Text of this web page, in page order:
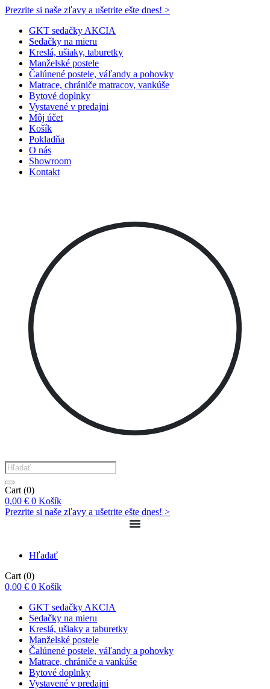
Prezrite si naše zľavy a ušetrite ešte dnes! >​
GKT sedačky AKCIA
Sedačky na mieru
Kreslá, ušiaky, taburetky
Manželské postele
Čalúnené postele, váľandy a pohovky
Matrace, chrániče matracov, vankúše
Bytové doplnky
Vystavené v predajni
Môj účet
Košík
Pokladňa
O nás
Showroom
Kontakt
Products
search
Cart (0)
0,00 € 0 Košík
Prezrite si naše zľavy a ušetrite ešte dnes! >​
Hľadať
Cart (0)
0,00 € 0 Košík
GKT sedačky AKCIA
Sedačky na mieru
Kreslá, ušiaky a taburetky
Manželské postele
Čalúnené postele, váľandy a pohovky
Matrace, chrániče a vankúše
Bytové doplnky
Vystavené v predajni